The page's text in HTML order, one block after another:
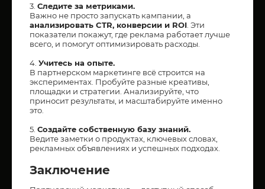
3. Следите за метриками.
Важно не просто запускать кампании, а
анализировать CTR, конверсии и ROI . Эти
показатели покажут, где реклама работает лучше
всего, и помогут оптимизировать расходы.
4. Учитесь на опыте.
В партнерском маркетинге всё строится на
экспериментах. Пробуйте разные креативы,
площадки и стратегии. Анализируйте, что
приносит результаты, и масштабируйте именно
это.
5. Создайте собственную базу знаний.
Ведите заметки о продуктах, ключевых словах,
рекламных объявлениях и успешных подходах.
Заключение